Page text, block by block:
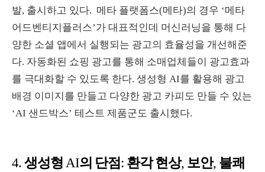
발, 출시하고 있다. 메타 플랫폼스(메타)의 경우 ‘메타
어드벤티지플러스’가 대표적인데 머신러닝을 통해 다
양한 소셜 앱에서 실행되는 광고의 효율성을 개선해준
다. 자동화된 쇼핑 광고를 통해 소매업체들이 광고효과
를 극대화할 수 있도록 한다. 생성형 AI를 활용해 광고
배경 이미지를 만들고 다양한 광고 카피도 만들 수 있는
‘AI 샌드박스’ 테스트 제품군도 출시했다.
4.생성형 AI의 단점: 환각 현상, 보안, 불쾌